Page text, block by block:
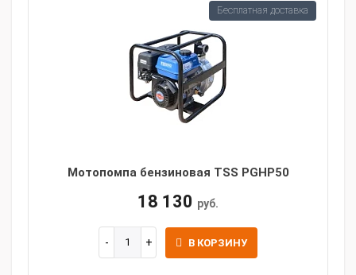
Мотопомпа бензиновая TSS PGHP50
18 130 руб.
В КОРЗИНУ
Бесплатная доставка